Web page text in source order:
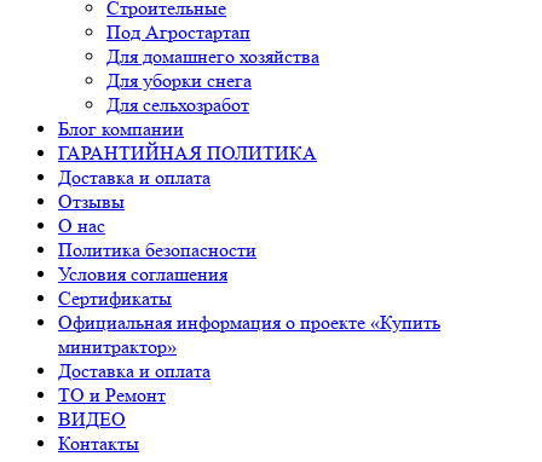
Строительные
Под Агростартап
Для домашнего хозяйства
Для уборки снега
Для сельхозработ
Блог компании
ГАРАНТИЙНАЯ ПОЛИТИКА
Доставка и оплата
Отзывы
О нас
Политика безопасности
Условия соглашения
Сертификаты
Официальная информация о проекте «Купить
минитрактор»
Доставка и оплата
ТО и Ремонт
ВИДЕО
Контакты